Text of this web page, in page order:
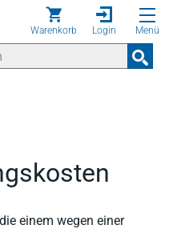
Warenkorb Login Menü
einem wegen einer